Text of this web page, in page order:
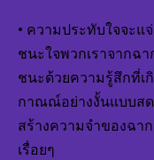
• ความประทับใจจะแ
ชนะใจพวกเราจากฉ
ชนะด้วยความรู้สึกที่เ
กาณณ์อย่างงั้นแบบสด
สร้างความจำของฉา
เรื่อยๆ